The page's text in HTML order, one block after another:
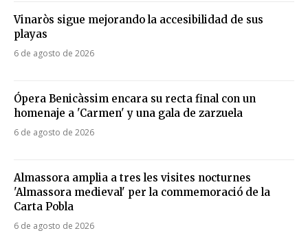
Vinaròs sigue mejorando la accesibilidad de sus
playas
6 de agosto de 2026
Ópera Benicàssim encara su recta final con un
homenaje a 'Carmen' y una gala de zarzuela
6 de agosto de 2026
Almassora amplia a tres les visites nocturnes
'Almassora medieval' per la commemoració de la
Carta Pobla
6 de agosto de 2026